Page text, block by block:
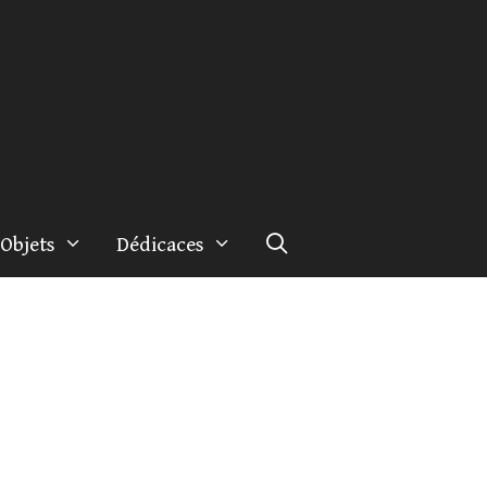
Objets Dédicaces